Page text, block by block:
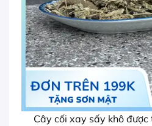
Cây cối xay sấy khô